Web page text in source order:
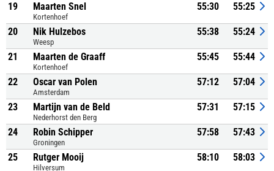
19 Maarten Snel
Kortenhoef
55:30 55:25
20 Nik Hulzebos
Weesp
55:38 55:24
21 Maarten de Graaff
Kortenhoef
55:45 55:44
22 Oscar van Polen
Amsterdam
57:12 57:04
23 Martijn van de Beld
Nederhorst den Berg
57:31 57:15
24 Robin Schipper
Groningen
57:58 57:43
25 Rutger Mooij
Hilversum
58:10 58:03